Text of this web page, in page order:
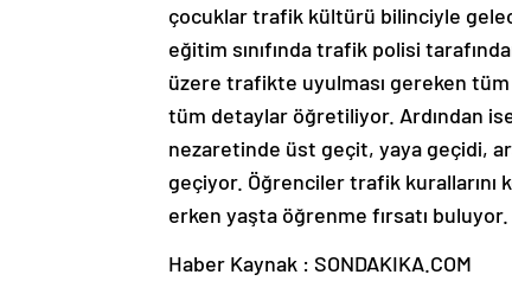
çocuklar trafik kültürü bilinciyle
eğitim sınıfında trafik polisi
üzere trafikte uyulması gereken
tüm detaylar öğretiliyor. Ardından
nezaretinde üst geçit, yaya geçidi,
geçiyor. Öğrenciler trafik
erken yaşta öğrenme fırsatı buluyor.
Haber Kaynak : SONDAKIKA.COM